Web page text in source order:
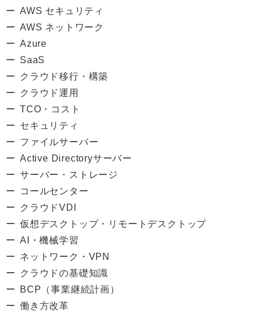
AWS セキュリティ
AWS ネットワーク
Azure
SaaS
クラウド移行・構築
クラウド運用
TCO・コスト
セキュリティ
ファイルサーバー
Active Directoryサーバー
サーバー・ストレージ
コールセンター
クラウドVDI
仮想デスクトップ・リモートデスクトップ
AI・機械学習
ネットワーク・VPN
クラウドの基礎知識
BCP（事業継続計画）
働き方改革